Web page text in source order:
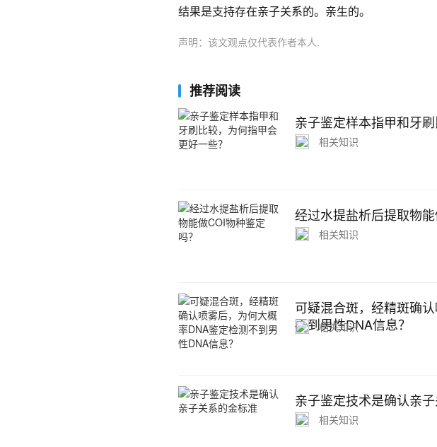
结果是支持存在亲子关系的。亲生的。
声明：该文观点仅代表作者本人.
推荐阅读
亲子鉴定样本指甲和牙
相关知识
经过水提盐析后提取物
相关知识
可疑混合斑，经精斑确
不到男性DNA信息？
相关知识
亲子鉴定技术是确认亲
相关知识